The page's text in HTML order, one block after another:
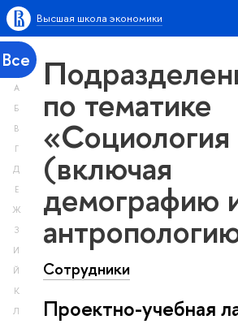
Высшая школа экономики
Все
А
Б
В
Г
Д
Е
Ж
З
И
Й
К
Л
по тематике
«Социология
(включая
демографию
Сотрудники
Проектно-учебная